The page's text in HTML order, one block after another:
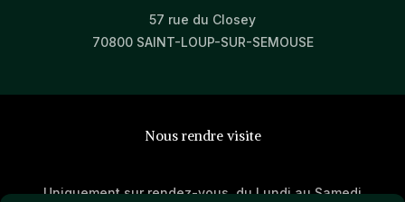
57 rue du Closey
70800 SAINT-LOUP-SUR-SEMOUSE
Nous rendre visite
Uniquement sur rendez-vous, du Lundi au Samedi